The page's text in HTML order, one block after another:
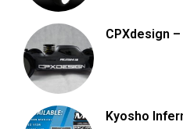
CPXdesign
Kyosho